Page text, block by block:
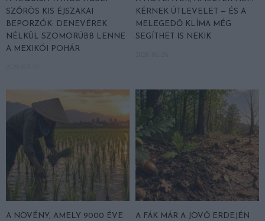
SZŐRÖS KIS ÉJSZAKAI
BEPORZÓK: DENEVÉREK
NÉLKÜL SZOMORÚBB LENNE
A MEXIKÓI POHÁR
KÉRNEK ÚTLEVELET — ÉS A
MELEGEDŐ KLÍMA MÉG
SEGÍTHET IS NEKIK
A NÖVÉNY, AMELY 9000 ÉVE
A FÁK MÁR A JÖVŐ ERDEJÉN